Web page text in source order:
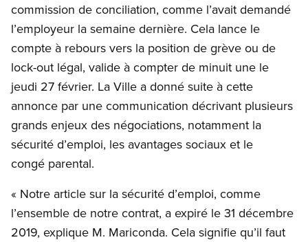
commission de conciliation, comme l’avait demandé
l’employeur la semaine dernière. Cela lance le
compte à rebours vers la position de grève ou de
lock-out légal, valide à compter de minuit une le
jeudi 27 février. La Ville a donné suite à cette
annonce par une communication décrivant plusieurs
grands enjeux des négociations, notamment la
sécurité d’emploi, les avantages sociaux et le
congé parental.
« Notre article sur la sécurité d’emploi, comme
l’ensemble de notre contrat, a expiré le 31 décembre
2019, explique M. Mariconda. Cela signifie qu’il faut